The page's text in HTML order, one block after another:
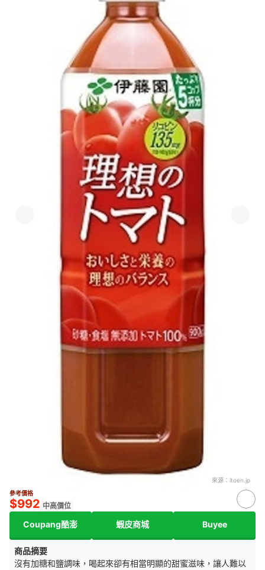
來源： itoen.jp
參考價格
$992 中高價位
Coupang酷澎 蝦皮商城 Buyee
商品摘要
沒有加糖和鹽調味，喝起來卻有相當明顯的甜蜜滋味，讓人難以